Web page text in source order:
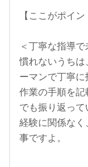
【ここがポイン
＜丁寧な指導
慣れないうち
ーマンで丁寧に
作業の手順を
でも振り返って
経験に関係な
事ですよ。